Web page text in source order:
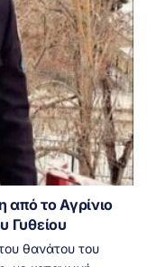
από το Αγρίνιο
Γυθείου
θανάτου του